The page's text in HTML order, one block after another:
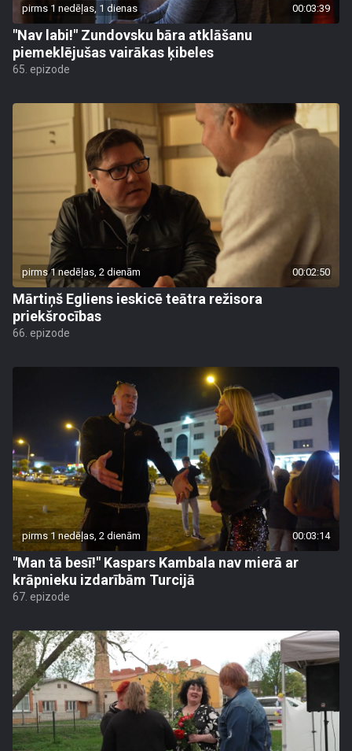
pirms 1 nedēļas, 1 dienas 00:03:39
"Nav labi!" Zundovsku bāra atklāšanu
piemeklējušas vairākas ķibeles
65. epizode
pirms 1 nedēļas, 2 dienām 00:02:50
Mārtiņš Egliens ieskicē teātra režisora
priekšrocības
66. epizode
pirms 1 nedēļas, 2 dienām 00:03:14
"Man tā besī!" Kaspars Kambala nav mierā ar
krāpnieku izdarībām Turcijā
67. epizode